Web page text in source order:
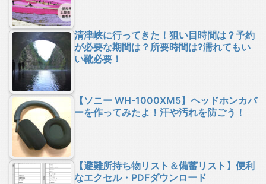
清津峡に行ってきた！狙い目時間は？予約
が必要な期間は？所要時間は?濡れてもい
い靴必要！
【ソニー WH-1000XM5】ヘッドホンカバ
ーを作ってみたよ！汗や汚れを防ごう！
【避難所持ち物リスト＆備蓄リスト】便利
なエクセル・PDFダウンロード